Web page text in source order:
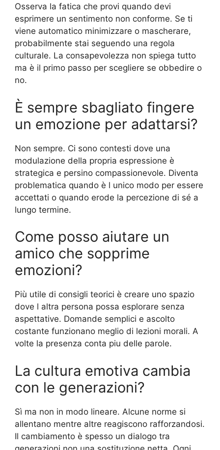
Osserva la fatica che provi quando devi
esprimere un sentimento non conforme. Se ti
viene automatico minimizzare o mascherare,
probabilmente stai seguendo una regola
culturale. La consapevolezza non spiega tutto
ma è il primo passo per scegliere se obbedire o
no.
È sempre sbagliato fingere
un emozione per adattarsi?
Non sempre. Ci sono contesti dove una
modulazione della propria espressione è
strategica e persino compassionevole. Diventa
problematica quando è l unico modo per essere
accettati o quando erode la percezione di sé a
lungo termine.
Come posso aiutare un
amico che sopprime
emozioni?
Più utile di consigli teorici è creare uno spazio
dove l altra persona possa esplorare senza
aspettative. Domande semplici e ascolto
costante funzionano meglio di lezioni morali. A
volte la presenza conta piu delle parole.
La cultura emotiva cambia
con le generazioni?
Sì ma non in modo lineare. Alcune norme si
allentano mentre altre reagiscono rafforzandosi.
Il cambiamento è spesso un dialogo tra